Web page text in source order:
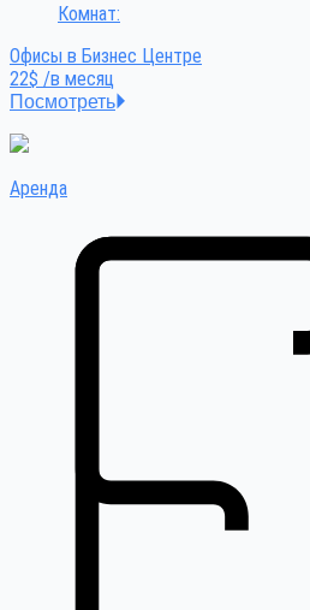
Комнат:
Офисы в Бизнес Центре
22$ /в месяц
Посмотреть
Аренда